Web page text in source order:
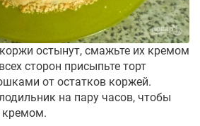
коржи остынут, смажьте их кремом
сторон присыпьте торт
от остатков коржей.
на пару часов, чтобы
кремом.